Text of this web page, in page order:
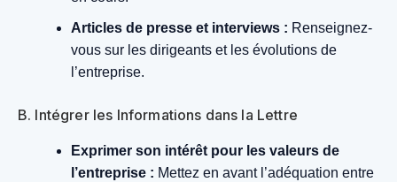
Articles de presse et interviews : Renseignez-
vous sur les dirigeants et les évolutions de
l’entreprise.
B. Intégrer les Informations dans la Lettre
Exprimer son intérêt pour les valeurs de
l’entreprise : Mettez en avant l’adéquation entre